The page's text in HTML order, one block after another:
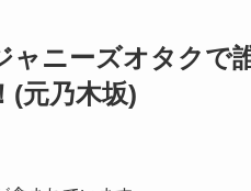
ャニーズオタクで
(元乃木坂)